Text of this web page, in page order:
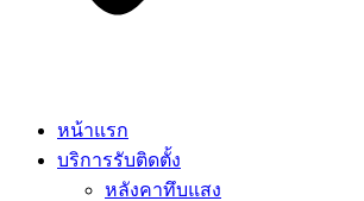
หน้าแรก
บริการรับติดตั้ง
หลังคาทึบแสง